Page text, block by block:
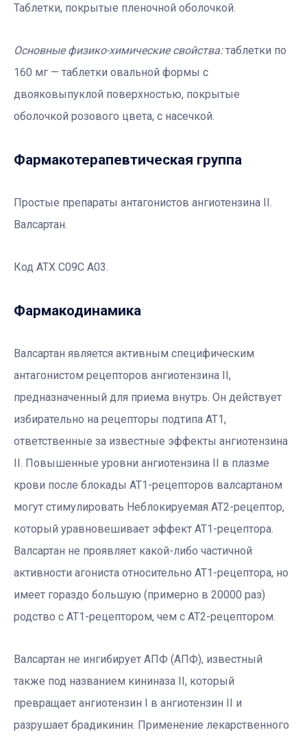
Таблетки, покрытые пленочной оболочкой.
Основные физико-химические свойства:таблетки по
160 мг — таблетки овальной формы с
двояковыпуклой поверхностью, покрытые
оболочкой розового цвета, с насечкой.
Фармакотерапевтичеcкая группа
Простые препараты антагонистов ангиотензина II.
Валсартан.
Код АТХ С09С А03.
Фармакодинамика
Валсартан является активным специфическим
антагонистом рецепторов ангиотензина II,
предназначенный для приема внутрь. Он действует
избирательно на рецепторы подтипа АТ1,
ответственные за известные эффекты ангиотензина
II. Повышенные уровни ангиотензина II в плазме
крови после блокады АТ1-рецепторов валсартаном
могут стимулировать Неблокируемая АТ2-рецептор,
который уравновешивает эффект АТ1-рецептора.
Валсартан не проявляет какой-либо частичной
активности агониста относительно АТ1-рецептора, но
имеет гораздо большую (примерно в 20000 раз)
родство с АТ1-рецептором, чем с АТ2-рецептором.
Валсартан не ингибирует АПФ (АПФ), известный
также под названием кининаза II, который
превращает ангиотензин I в ангиотензин II и
разрушает брадикинин. Применение лекарственного